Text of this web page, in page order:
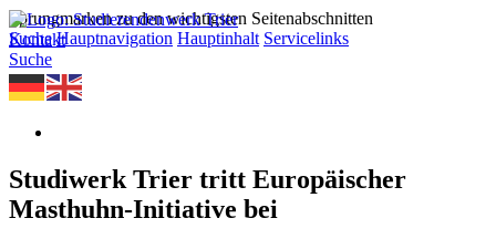
Sprungmarken zu den wichtigsten Seitenabschnitten
Suche Hauptnavigation Hauptinhalt Servicelinks
Kontakt
Suche
Studiwerk Trier tritt Europäischer
Masthuhn-Initiative bei